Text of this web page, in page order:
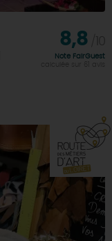
8,8
Note FairGuest